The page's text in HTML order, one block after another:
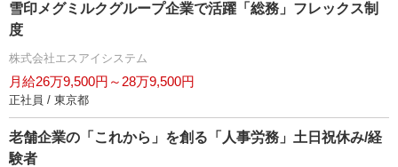
雪印メグミルクグループ企業で活躍「総務」フレックス制
度
株式会社エスアイシステム
月給26万9,500円～28万9,500円
正社員 / 東京都
老舗企業の「これから」を創る「人事労務」土日祝休み/経
験者